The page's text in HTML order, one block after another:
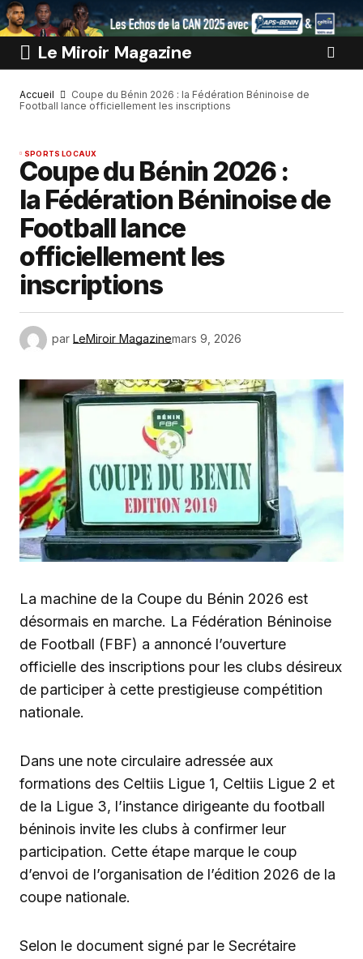
Le Miroir Magazine
Accueil
Coupe du Bénin 2026 : la Fédération Béninoise de
Football lance officiellement les inscriptions
SPORTS LOCAUX
Coupe du Bénin 2026 :
la Fédération Béninoise de
Football lance
officiellement les
inscriptions
par LeMiroir Magazinemars 9, 2026
La machine de la Coupe du Bénin 2026 est
désormais en marche. La Fédération Béninoise
de Football (FBF) a annoncé l’ouverture
officielle des inscriptions pour les clubs désireux
de participer à cette prestigieuse compétition
nationale.
Dans une note circulaire adressée aux
formations des Celtiis Ligue 1, Celtiis Ligue 2 et
de la Ligue 3, l’instance dirigeante du football
béninois invite les clubs à confirmer leur
participation. Cette étape marque le coup
d’envoi de l’organisation de l’édition 2026 de la
coupe nationale.
Selon le document signé par le Secrétaire